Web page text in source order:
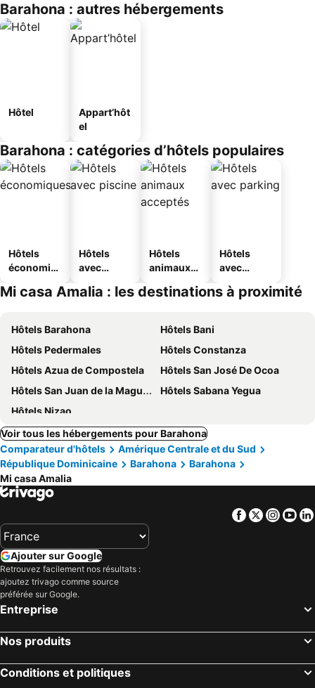
Barahona : autres hébergements
Hôtel
Appart’hôt
el
Barahona : catégories d’hôtels populaires
Hôtels
économiq
Hôtels
avec
Hôtels
animaux
Hôtels
avec
Mi casa Amalia : les destinations à proximité
Hôtels Barahona
Hôtels Bani
Hôtels Pedermales
Hôtels Constanza
Hôtels Azua de Compostela
Hôtels San José De Ocoa
Hôtels San Juan de la Maguana
Hôtels Sabana Yegua
Hôtels Nizao
Voir tous les hébergements pour Barahona
Comparateur d'hôtels
Amérique Centrale et du Sud
République Dominicaine
Barahona
Barahona
Mi casa Amalia
Facebook
Twitter
Ajouter sur Google
Retrouvez facilement nos résultats :
ajoutez trivago comme source
préférée sur Google.
Entreprise
Nos produits
Conditions et politiques